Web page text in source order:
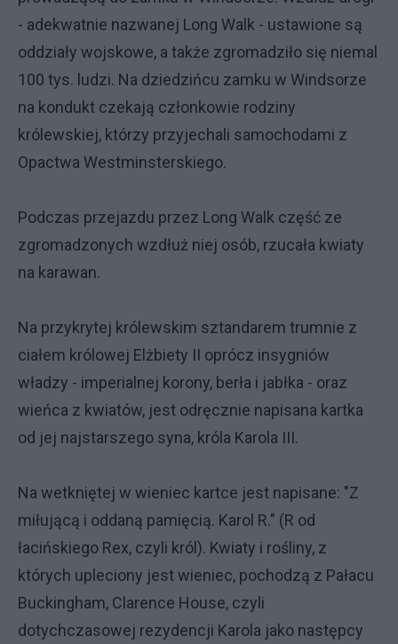
- adekwatnie nazwanej Long Walk - ustawione są
oddziały wojskowe, a także zgromadziło się niemal
100 tys. ludzi. Na dziedzińcu zamku w Windsorze
na kondukt czekają członkowie rodziny
królewskiej, którzy przyjechali samochodami z
Opactwa Westminsterskiego.
Podczas przejazdu przez Long Walk część ze
zgromadzonych wzdłuż niej osób, rzucała kwiaty
na karawan.
Na przykrytej królewskim sztandarem trumnie z
ciałem królowej Elżbiety II oprócz insygniów
władzy - imperialnej korony, berła i jabłka - oraz
wieńca z kwiatów, jest odręcznie napisana kartka
od jej najstarszego syna, króla Karola III.
Na wetkniętej w wieniec kartce jest napisane: "Z
miłującą i oddaną pamięcią. Karol R." (R od
łacińskiego Rex, czyli król). Kwiaty i rośliny, z
których upleciony jest wieniec, pochodzą z Pałacu
Buckingham, Clarence House, czyli
dotychczasowej rezydencji Karola jako następcy